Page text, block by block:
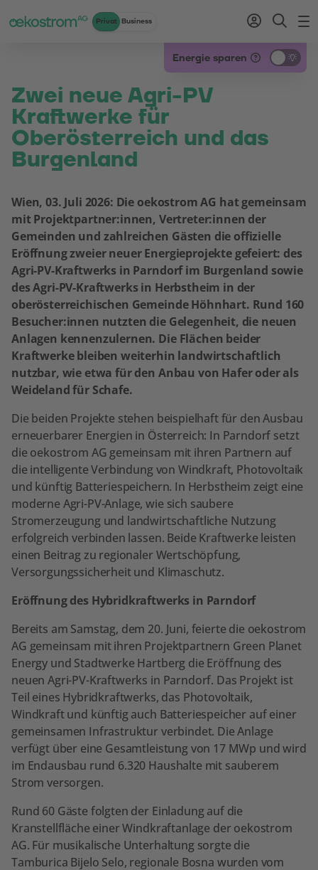
Privat Business
Energie sparen
Zwei neue Agri-PV
Kraftwerke für
Oberösterreich und das
Burgenland
Wien, 03. Juli 2026: Die oekostrom AG hat gemeinsam
mit Projektpartner:innen, Vertreter:innen der
Gemeinden und zahlreichen Gästen die offizielle
Eröffnung zweier neuer Energieprojekte gefeiert: des
Agri-PV-Kraftwerks in Parndorf im Burgenland sowie
des Agri-PV-Kraftwerks in Herbstheim in der
oberösterreichischen Gemeinde Höhnhart. Rund 160
Besucher:innen nutzten die Gelegenheit, die neuen
Anlagen kennenzulernen. Die Flächen beider
Kraftwerke bleiben weiterhin landwirtschaftlich
nutzbar, wie etwa für den Anbau von Hafer oder als
Weideland für Schafe.
Die beiden Projekte stehen beispielhaft für den Ausbau
erneuerbarer Energien in Österreich: In Parndorf setzt
die oekostrom AG gemeinsam mit ihren Partnern auf
die intelligente Verbindung von Windkraft, Photovoltaik
und künftig Batteriespeichern. In Herbstheim zeigt eine
moderne Agri-PV-Anlage, wie sich saubere
Stromerzeugung und landwirtschaftliche Nutzung
erfolgreich verbinden lassen. Beide Kraftwerke leisten
einen Beitrag zu regionaler Wertschöpfung,
Versorgungssicherheit und Klimaschutz.
Eröffnung des Hybridkraftwerks in Parndorf
Bereits am Samstag, dem 20. Juni, feierte die oekostrom
AG gemeinsam mit ihren Projektpartnern Green Planet
Energy und Stadtwerke Hartberg die Eröffnung des
neuen Agri-PV-Kraftwerks in Parndorf. Das Projekt ist
Teil eines Hybridkraftwerks, das Photovoltaik,
Windkraft und künftig auch Batteriespeicher auf einer
gemeinsamen Infrastruktur verbindet. Die Anlage
verfügt über eine Gesamtleistung von 17 MWp und wird
im Endausbau rund 6.320 Haushalte mit sauberem
Strom versorgen.
Rund 60 Gäste folgten der Einladung auf die
Kranstellfläche einer Windkraftanlage der oekostrom
AG. Für musikalische Unterhaltung sorgte die
Tamburica Bijelo Selo, regionale Bosna wurden vom